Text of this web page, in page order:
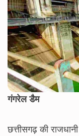
गंगरेल डैम
छत्तीसगढ़ की